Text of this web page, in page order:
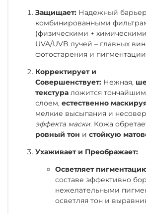
Защищает: Надежный барьер
комбинированными
(физическими +
UVA/UVB лучей – главных
фотостарения и
Корректирует и
Совершенствует: Нежная,
текстура ложится тончайшим
слоем, естественно
мелкие высыпания и
эффекта маски. Кожа
ровный тон и стойкую
Ухаживает и Преображает:
Осветляет
составе эффективно
нежелательными
осветляя тон и